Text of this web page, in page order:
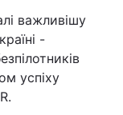
важливішу
-
успіху